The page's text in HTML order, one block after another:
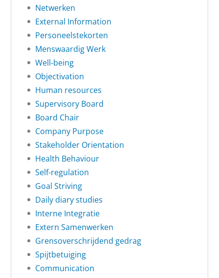
Netwerken
External Information
Personeelstekorten
Menswaardig Werk
Well-being
Objectivation
Human resources
Supervisory Board
Board Chair
Company Purpose
Stakeholder Orientation
Health Behaviour
Self-regulation
Goal Striving
Daily diary studies
Interne Integratie
Extern Samenwerken
Grensoverschrijdend gedrag
Spijtbetuiging
Communication